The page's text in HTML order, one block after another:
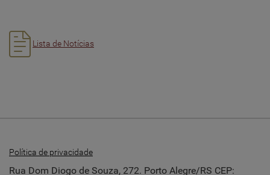
Lista de Notícias
Política de privacidade
Rua Dom Diogo de Souza, 272. Porto Alegre/RS CEP: